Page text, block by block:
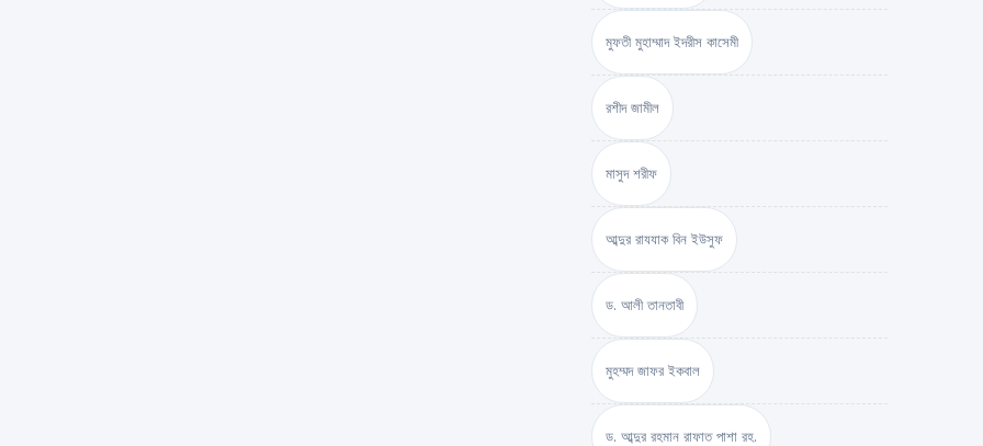
মুফতী মুহাম্মাদ ইদরীস কাসেমী
রশীদ জামীল
মাসুদ শরীফ
আব্দুর রাযযাক বিন ইউসুফ
ড. আলী তানতাবী
মুহম্মদ জাফর ইকবাল
ড. আব্দুর রহমান রাফাত পাশা রহ.